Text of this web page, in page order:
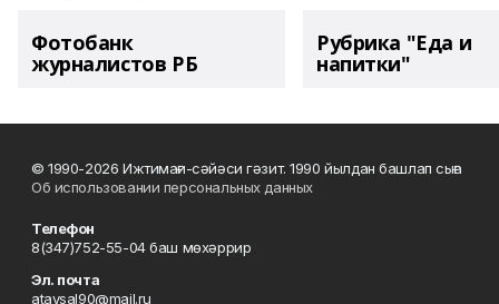
Фотобанк
журналистов РБ
Рубрика "Еда и
напитки"
© 1990-2026 Ижтимағи-сәйәси гәзит. 1990 йылдан башлап сыға
Об использовании персональных данных
Телефон
8(347)752-55-04 баш мөхәррир
Эл. почта
ataysal90@mail.ru